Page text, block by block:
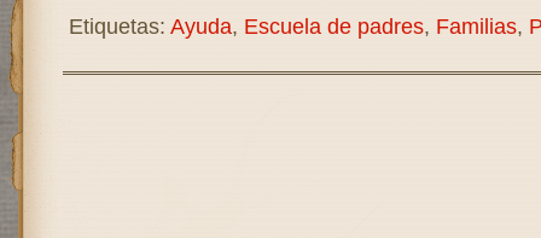
Etiquetas: Ayuda, Escuela de padres, Familias,